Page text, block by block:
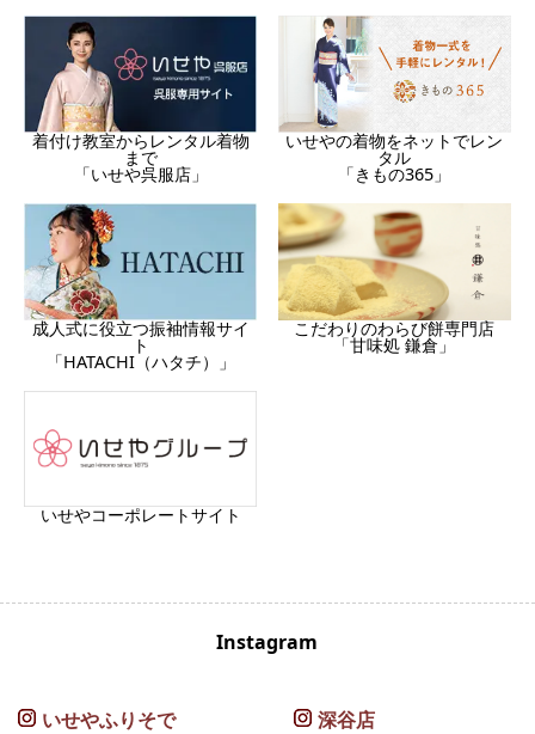
着付け教室からレンタル着物
まで
「いせや呉服店」
いせやの着物をネットでレン
タル
「きもの365」
成人式に役立つ振袖情報サイ
ト
「HATACHI（ハタチ）」
こだわりのわらび餅専門店
「甘味処 鎌倉」
いせやコーポレートサイト
Instagram
いせやふりそで 深谷店